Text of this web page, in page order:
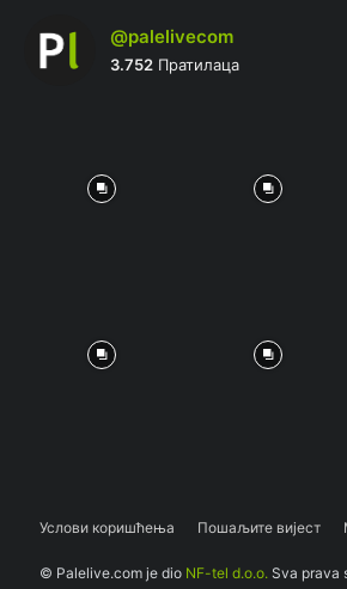
@palelivecom
3.752 Пратилаца
Услови коришћења Пошаљите вијест
© Palelive.com je dio NF-tel d.o.o. Sva prava